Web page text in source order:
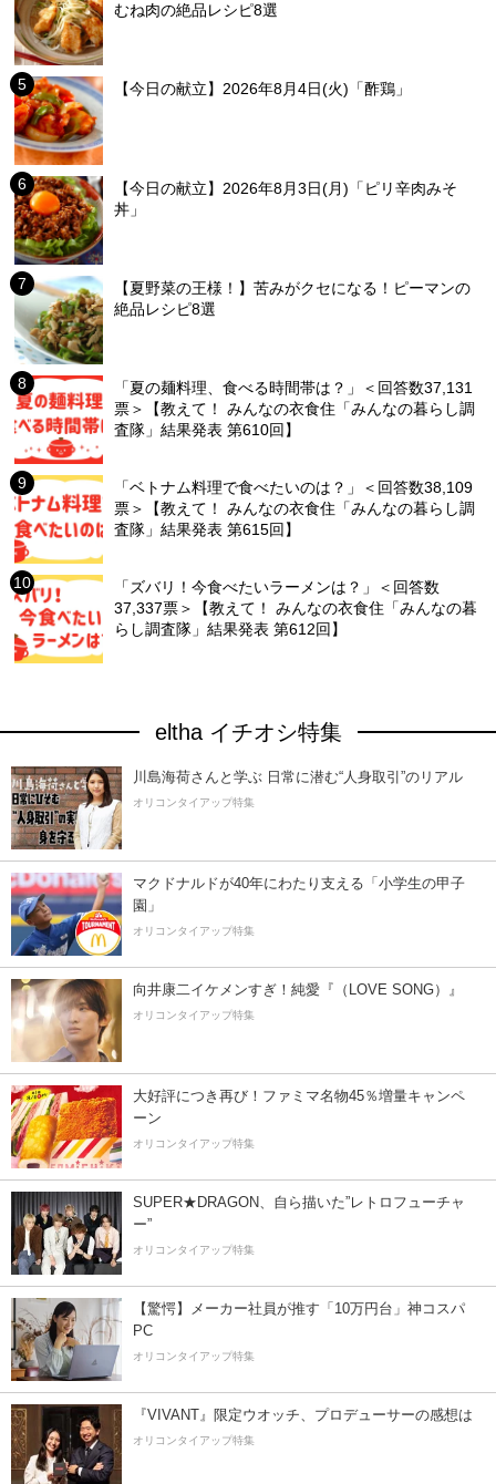
むね肉の絶品レシピ8選
【今日の献立】2026年8月4日(火)「酢鶏」
【今日の献立】2026年8月3日(月)「ピリ辛肉みそ
丼」
【夏野菜の王様！】苦みがクセになる！ピーマンの
絶品レシピ8選
「夏の麺料理、食べる時間帯は？」＜回答数37,131
票＞【教えて！ みんなの衣食住「みんなの暮らし調
査隊」結果発表 第610回】
「ベトナム料理で食べたいのは？」＜回答数38,109
票＞【教えて！ みんなの衣食住「みんなの暮らし調
査隊」結果発表 第615回】
「ズバリ！今食べたいラーメンは？」＜回答数
37,337票＞【教えて！ みんなの衣食住「みんなの暮
らし調査隊」結果発表 第612回】
eltha イチオシ特集
川島海荷さんと学ぶ 日常に潜む“人身取引”のリアル
オリコンタイアップ特集
マクドナルドが40年にわたり支える「小学生の甲子
園」
オリコンタイアップ特集
向井康二イケメンすぎ！純愛『（LOVE SONG）』
オリコンタイアップ特集
大好評につき再び！ファミマ名物45％増量キャンペ
ーン
オリコンタイアップ特集
SUPER★DRAGON、自ら描いた”レトロフューチャ
ー”
オリコンタイアップ特集
【驚愕】メーカー社員が推す「10万円台」神コスパ
PC
オリコンタイアップ特集
『VIVANT』限定ウオッチ、プロデューサーの感想は
オリコンタイアップ特集